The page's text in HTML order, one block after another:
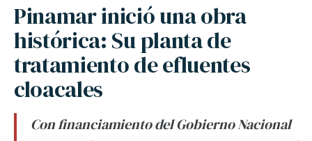
Pinamar inició una obra
histórica: Su planta de
tratamiento de efluentes
cloacales
Con financiamiento del Gobierno Nacional